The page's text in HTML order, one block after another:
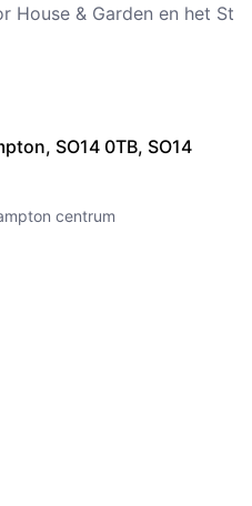
SO14 0TB, SO14
centrum
House & Garden en het St